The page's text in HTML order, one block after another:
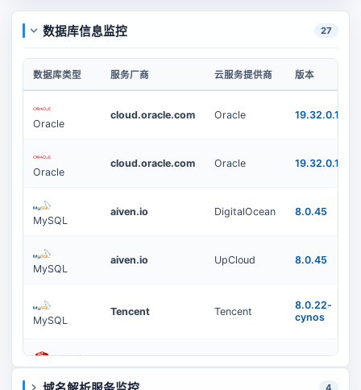
数据库信息监控 27
数据库类型 服务厂商 云服务提供商 版本
Oracle
cloud.oracle.com Oracle 19.32.0.1.0
Oracle
cloud.oracle.com Oracle 19.32.0.1.0
MySQL
aiven.io DigitalOcean 8.0.45
MySQL
aiven.io UpCloud 8.0.45
MySQL
Tencent Tencent
8.0.22-
cynos
Redis aiven.io DigitalOcean 7.2.4
4